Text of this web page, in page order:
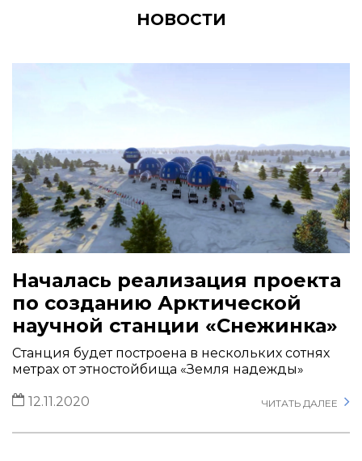
НОВОСТИ
Началась реализация проекта
по созданию Арктической
научной станции «Снежинка»
Станция будет построена в нескольких сотнях
метрах от этностойбища «Земля надежды»
12.11.2020 ЧИТАТЬ ДАЛЕЕ